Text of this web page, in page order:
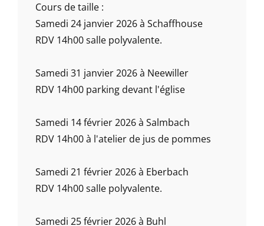
Cours de taille :
Samedi 24 janvier 2026 à Schaffhouse
RDV 14h00 salle polyvalente.
Samedi 31 janvier 2026 à Neewiller
RDV 14h00 parking devant l'église
Samedi 14 février 2026 à Salmbach
RDV 14h00 à l'atelier de jus de pommes
Samedi 21 février 2026 à Eberbach
RDV 14h00 salle polyvalente.
Samedi 25 février 2026 à Buhl